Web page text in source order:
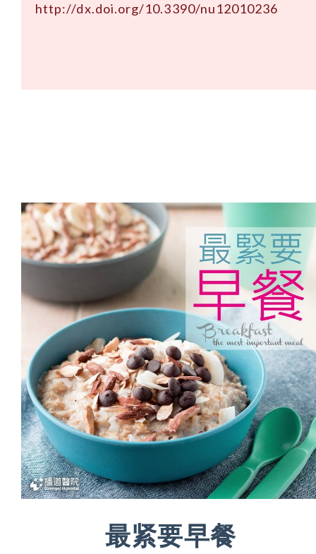
http://dx.doi.org/10.3390/nu12010236
最紧要早餐